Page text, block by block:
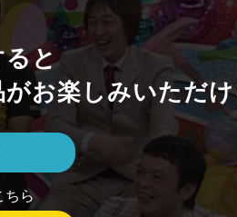
ると
お楽しみいただ
ちら